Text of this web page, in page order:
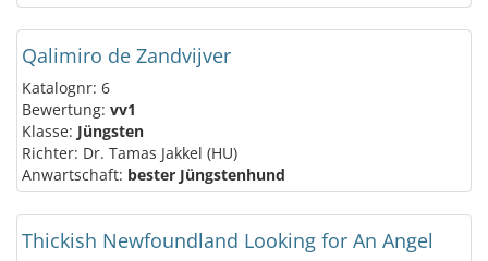
Qalimiro de Zandvijver
Katalognr: 6
Bewertung: vv1
Klasse: Jüngsten
Richter: Dr. Tamas Jakkel (HU)
Anwartschaft: bester Jüngstenhund
Thickish Newfoundland Looking for An Angel